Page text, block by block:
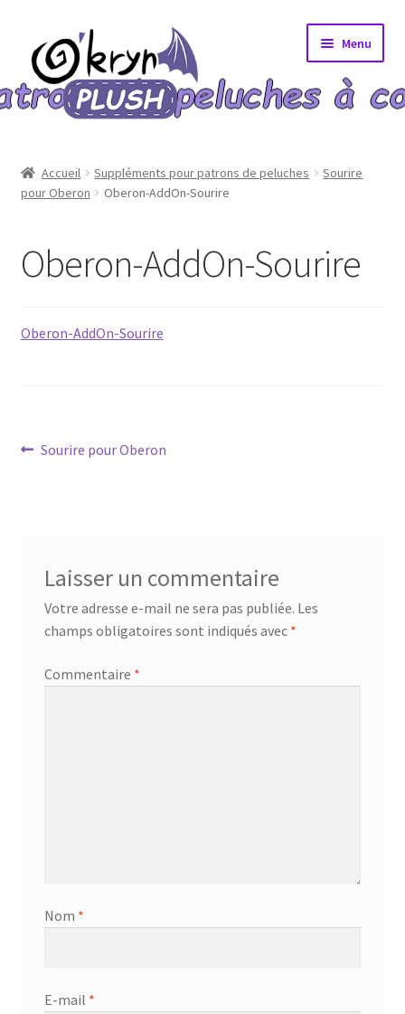
la
navigation
au
contenu
Menu
A propos
Boutique
Mon Compte
Page d’exemple
Panier
Accueil Suppléments pour patrons de peluches
Sourire
pour Oberon
Oberon-AddOn-Sourire
Oberon-AddOn-Sourire
Oberon-AddOn-Sourire
Navigation
Article
Sourire pour Oberon
Laisser un commentaire
Votre adresse e-mail ne sera pas publiée. Les
champs obligatoires sont indiqués avec *
Commentaire *
Nom *
E-mail *